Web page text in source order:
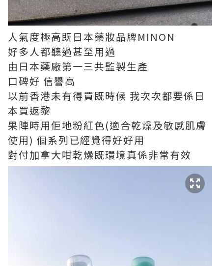
人氣度極高既日本藥妝品牌MINON
好多人都聽過甚至用過
由日本藥廠第一三共監製生產
口碑好 信譽高
以前香港未有得買既時候 我次次都要係日
本買返黎
果陣時用佢地粉紅色(適合乾燥及敏感肌膚
使用) 個系列已經覺得好好用
對付加拿大咁乾燥既環境真係非常有效